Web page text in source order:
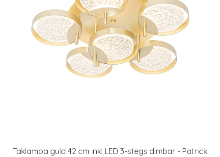
Taklampa guld 42 cm inkl LED 3-stegs dimbar - Patrick